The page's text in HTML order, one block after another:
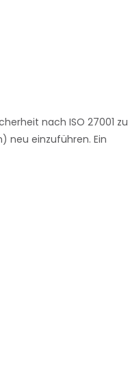
nach ISO 27001 zu
neu einzuführen. Ein